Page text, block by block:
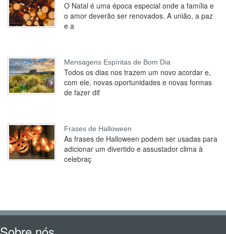
O Natal é uma época especial onde a família e
o amor deverão ser renovados. A união, a paz
e a
Mensagens Espíritas de Bom Dia
Todos os dias nos trazem um novo acordar e,
com ele, novas oportunidades e novas formas
de fazer dif
Frases de Halloween
As frases de Halloween podem ser usadas para
adicionar um divertido e assustador clima à
celebraç